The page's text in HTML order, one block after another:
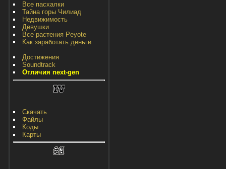
Все пасхалки
Тайна горы Чилиад
Недвижимость
Девушки
Все растения Peyote
Как заработать деньги
Достижения
Soundtrack
Отличия next-gen
Скачать
Файлы
Коды
Карты